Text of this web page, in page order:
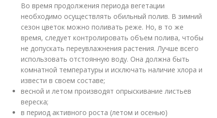
Во время продолжения периода вегетации
необходимо осуществлять обильный полив. В зимний
сезон цветок можно поливать реже. Но, в то же
время, следует контролировать объем полива, чтобы
не допускать переувлажнения растения. Лучше всего
использовать отстоянную воду. Она должна быть
комнатной температуры и исключать наличие хлора и
извести в своем составе;
весной и летом производят опрыскивание листьев
вереска;
в период активного роста (летом и осенью)